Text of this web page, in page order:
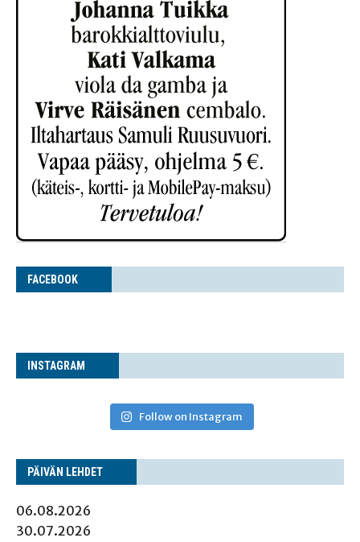
FACE­BOOK
INS­TA­GRAM
Follow on Instagram
PÄI­VÄN LEHDET
06.08.2026
30.07.2026